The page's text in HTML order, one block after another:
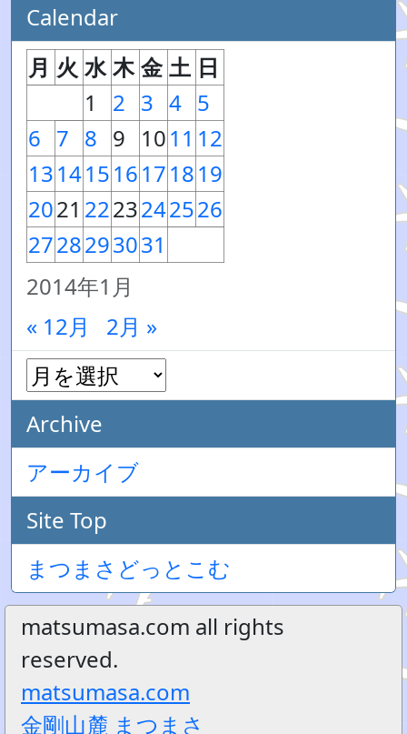
Calendar
2014年1月
月 火 水 木 金 土 日
1
2 3 4 5
6 7 8 9 1011 12
13141516171819
2021 2223242526
2728293031
« 12月 2月 »
Archive
アーカイブ
Site Top
まつまさどっとこむ
matsumasa.com all rights
reserved.
matsumasa.com
金剛山麓 まつまさ